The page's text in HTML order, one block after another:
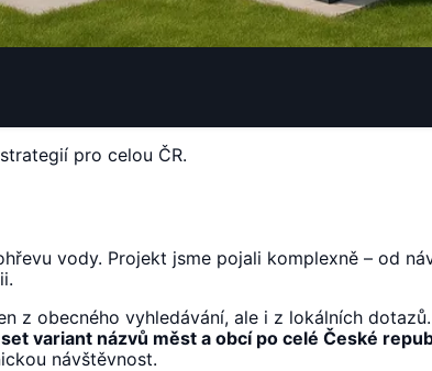
pro celou ČR.
vody. Projekt jsme pojali komplexně – od
z obecného vyhledávání, ale i z lokálních
variant názvů měst a obcí po celé České
návštěvnost.